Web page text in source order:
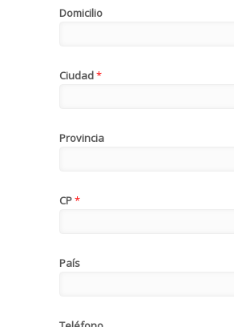
Domicilio
Ciudad*
Provincia
CP*
País